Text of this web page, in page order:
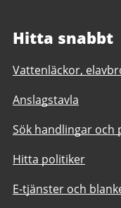
Hitta snabbt
Vattenläckor,
Anslagstavla
Sök handlingar och
Hitta politiker
E-tjänster och